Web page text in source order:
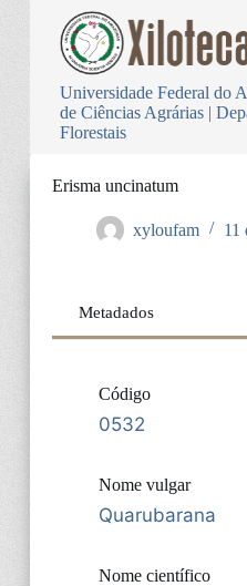
Universidade Federal do
de Ciências Agrárias |
Florestais
Erisma uncinatum
xyloufam 11
Metadados
Código
0532
Nome vulgar
Quarubarana
Nome científico